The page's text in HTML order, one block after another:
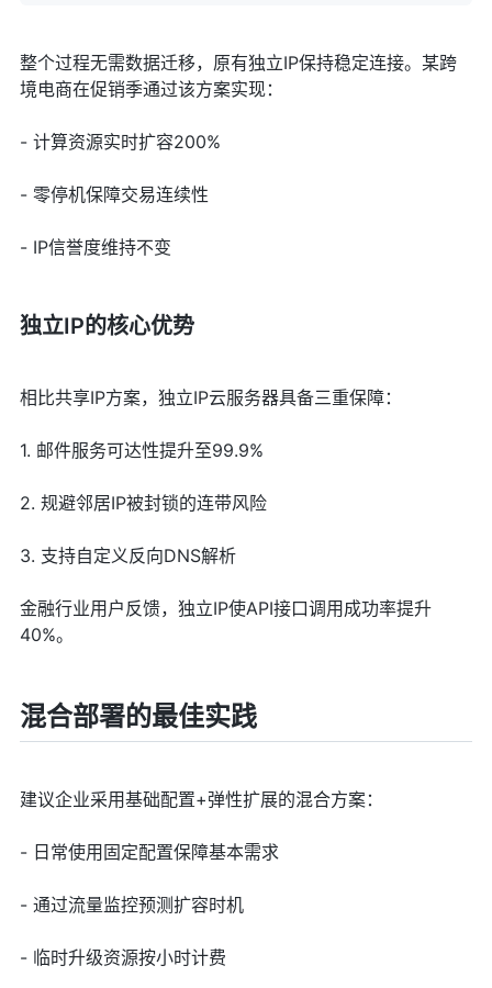
整个过程无需数据迁移，原有独立IP保持稳定连接。某跨
境电商在促销季通过该方案实现：
- 计算资源实时扩容200%
- 零停机保障交易连续性
- IP信誉度维持不变
独立IP的核心优势
相比共享IP方案，独立IP云服务器具备三重保障：
1. 邮件服务可达性提升至99.9%
2. 规避邻居IP被封锁的连带风险
3. 支持自定义反向DNS解析
金融行业用户反馈，独立IP使API接口调用成功率提升
40%。
混合部署的最佳实践
建议企业采用基础配置+弹性扩展的混合方案：
- 日常使用固定配置保障基本需求
- 通过流量监控预测扩容时机
- 临时升级资源按小时计费